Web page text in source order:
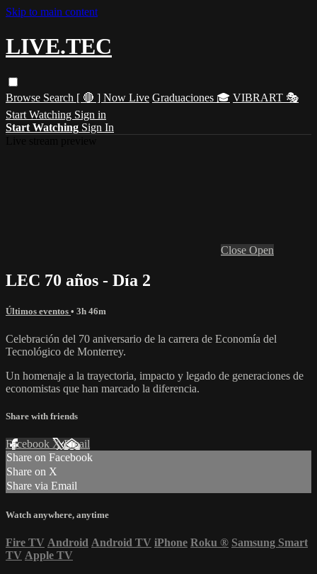
Skip to main content
LIVE.TEC
Browse Search [ 🔴 ] Now Live Graduaciones 🎓 VIBRART 🎭
Start Watching Sign in
Start Watching Sign In
Close Open
LEC 70 años - Día 2
Últimos eventos • 3h 46m
Celebración del 70 aniversario de la carrera de Economía del
Tecnológico de Monterrey.
Un homenaje a la trayectoria, impacto y legado de generaciones de
economistas que han marcado la diferencia.
Share with friends
Facebook XEmail
Share on Facebook
Share on X
Share via Email
Watch anywhere, anytime
Fire TV Android Android TV iPhone Roku ® Samsung Smart
TV Apple TV